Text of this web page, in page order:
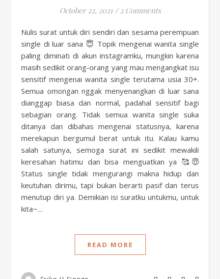
October 22, 2021 / 2 Comments
Nulis surat untuk diri sendiri dan sesama perempuan
single di luar sana 😇 Topik mengenai wanita single
paling diminati di akun instagramku, mungkin karena
masih sedikit orang-orang yang mau mengangkat isu
sensitif mengenai wanita single terutama usia 30+.
Semua omongan nggak menyenangkan di luar sana
dianggap biasa dan normal, padahal sensitif bagi
sebagian orang. Tidak semua wanita single suka
ditanya dan dibahas mengenai statusnya, karena
merekapun bergumul berat untuk itu. Kalau kamu
salah satunya, semoga surat ini sedikit mewakili
keresahan hatimu dan bisa menguatkan ya 🥰😇
Status single tidak mengurangi makna hidup dan
keutuhan dirimu, tapi bukan berarti pasif dan terus
menutup diri ya. Demikian isi suratku untukmu, untuk
kita~…
READ MORE